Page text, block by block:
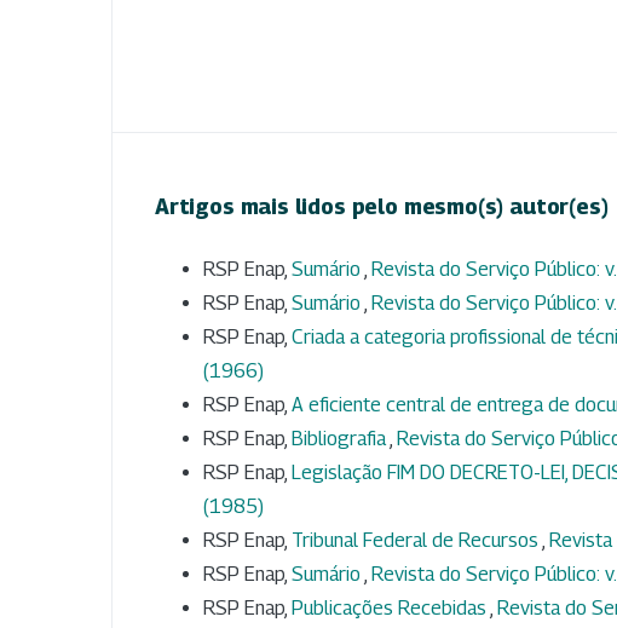
Artigos mais lidos pelo mesmo(s) autor(es)
RSP Enap, Sumário , Revista do Serviço Público:
RSP Enap, Sumário , Revista do Serviço Público:
RSP Enap, Criada a categoria profissional de
(1966)
RSP Enap, A eficiente central de entrega de
RSP Enap, Bibliografia, Revista do Serviço
RSP Enap, Legislação FIM DO DECRETO-LEI,
(1985)
RSP Enap, Tribunal Federal de Recursos , Revista
RSP Enap, Sumário , Revista do Serviço Público:
RSP Enap, Publicações Recebidas , Revista do